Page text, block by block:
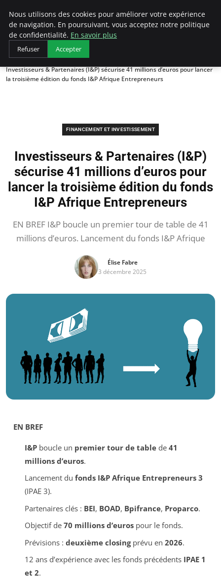
LECFCM
Accueil
Financement et investissement
Investisseurs & Partenaires (I&P) sécurise 41 millions d’euros pour lancer
la troisième édition du fonds I&P Afrique Entrepreneurs
FINANCEMENT ET INVESTISSEMENT
Investisseurs & Partenaires (I&P)
sécurise 41 millions d’euros pour
lancer la troisième édition du fonds
I&P Afrique Entrepreneurs
EN BREF I&P boucle un premier tour de table de 41
millions d’euros. Lancement du fonds I&P Afrique
Élise Fabre
3 décembre 2025
EN BREF
I&Pboucle un premier tour de tablede 41
millions d’euros.
Lancement du fonds I&P Afrique Entrepreneurs 3
(IPAE 3).
Partenaires clés : BEI, BOAD, Bpifrance, Proparco.
Objectif de 70 millions d’eurospour le fonds.
Prévisions : deuxième closingprévu en 2026.
12 ans d’expérience avec les fonds précédents IPAE 1
et 2.
Nous utilisons des cookies pour améliorer votre expérience
de navigation. En poursuivant, vous acceptez notre politique
de confidentialité. En savoir plus
Refuser Accepter